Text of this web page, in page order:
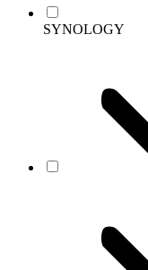
SYNOLOGY